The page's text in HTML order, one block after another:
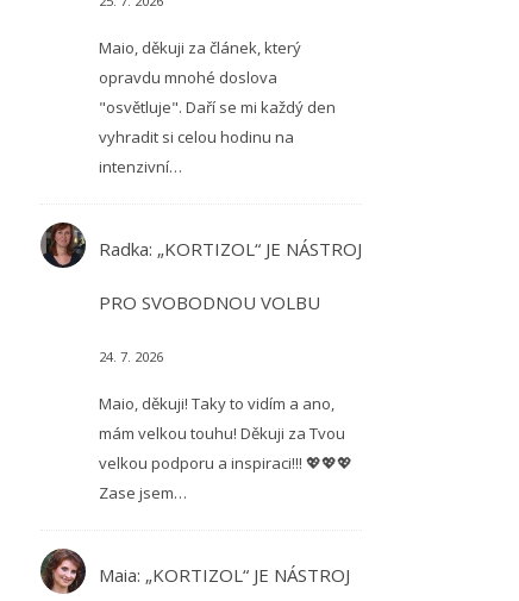
Maio, děkuji za článek, který
opravdu mnohé doslova
"osvětluje". Daří se mi každý den
vyhradit si celou hodinu na
intenzivní…
Radka: „KORTIZOL“ JE NÁSTROJ
PRO SVOBODNOU VOLBU
24. 7. 2026
Maio, děkuji! Taky to vidím a ano,
mám velkou touhu! Děkuji za Tvou
velkou podporu a inspiraci!!! 💖💖💖
Zase jsem…
Maia: „KORTIZOL“ JE NÁSTROJ